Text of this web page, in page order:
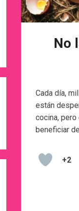
No
Cada día,
están
cocina,
beneficiar
+2